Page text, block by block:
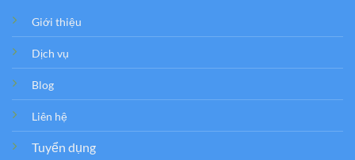
Giới thiệu
Dịch vụ
Blog
Liên hệ
Tuyển dụng